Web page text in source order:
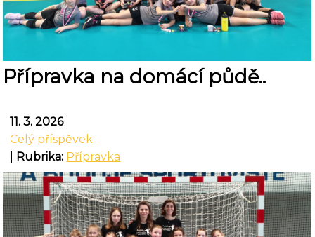
Přípravka na domácí půdě..
11. 3. 2026
Celý příspěvek
Rubrika: Přípravka